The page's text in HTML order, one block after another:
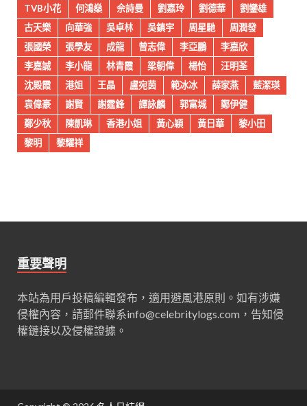
TVB小花 何鴻燊 佘詩曼 劉嘉玲 劉德華
劉鑾雄
古天樂
向華強 吳卓林 吳鎮宇 周星馳
周潤發
張國榮
張學友 成龍 曾志偉 李亞鵬
李嘉欣
李嘉誠
李小龍 林青霞 梁朝偉 楊怡
汪明荃
沈殿霞
港姐 王晶 盧宛茵 範冰冰 薛家燕
藍潔瑛
袁偉豪
謝賢 謝霆鋒 譚詠麟 郭富城
鄭伊健
鄭少秋
陳凱琳 香港小姐 黃心穎 黃日華
黎小田
黎明
黎耀祥
重要聲明
本站為用戶投稿編輯發布，適用避風港原則。如有涉嫌
侵權內容，請郵件聯系info@celebritylogs.com ，告知侵
權鏈接以及侵權證據。